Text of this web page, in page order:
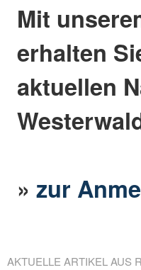
Mit
erhalten
aktuellen
»zur
AKTUELLE ARTIKEL AUS